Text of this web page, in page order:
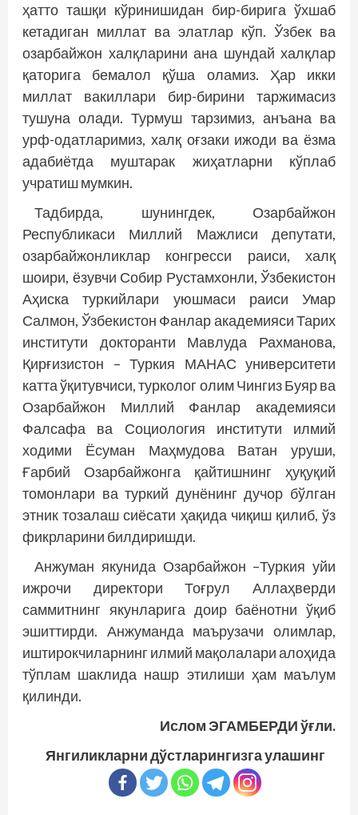
ҳатто ташқи кўринишидан бир-бирига ўхшаб
кетадиган миллат ва элатлар кўп. Ўзбек ва
озарбайжон халқларини ана шундай халқлар
қаторига бемалол қўша оламиз. Ҳар икки
миллат вакиллари бир-бирини таржимасиз
тушуна олади. Турмуш тарзимиз, анъана ва
урф-одатларимиз, халқ оғзаки ижоди ва ёзма
адабиётда муштарак жиҳатларни кўплаб
учратиш мумкин.
Тадбирда, шунингдек, Озарбайжон
Республикаси Миллий Мажлиси депутати,
озарбайжонликлар конгресси раиси, халқ
шоири, ёзувчи Собир Рус­тамхонли, Ўзбекистон
Аҳиска туркийлари уюшмаси раиси Умар
Салмон, Ўзбекистон Фанлар академияси Тарих
институти докторанти Мавлуда Рахманова,
Қирғизис­тон – Туркия МАНАС университети
катта ўқитувчиси, турколог олим Чингиз Буяр ва
Озарбайжон Миллий Фанлар академияси
Фалсафа ва Социология институти илмий
ходими Ёсуман Маҳмудова Ватан уруши,
Ғарбий Озарбайжонга қайтишнинг ҳуқуқий
томонлари ва туркий дунёнинг дучор бўлган
этник тозалаш сиёсати ҳақида чиқиш қилиб, ўз
фикрларини билдиришди.
Анжуман якунида Озарбайжон –Туркия уйи
ижрочи директори Тоғрул Аллаҳверди
саммитнинг якунларига доир баёнотни ўқиб
эшиттирди. Анжуманда маърузачи олимлар,
иштирокчиларнинг илмий мақолалари алоҳида
тўплам шаклида нашр этилиши ҳам маълум
қилинди.
Ислом ЭГАМБЕРДИ ўғли.
Янгиликларни дўстларингизга улашинг